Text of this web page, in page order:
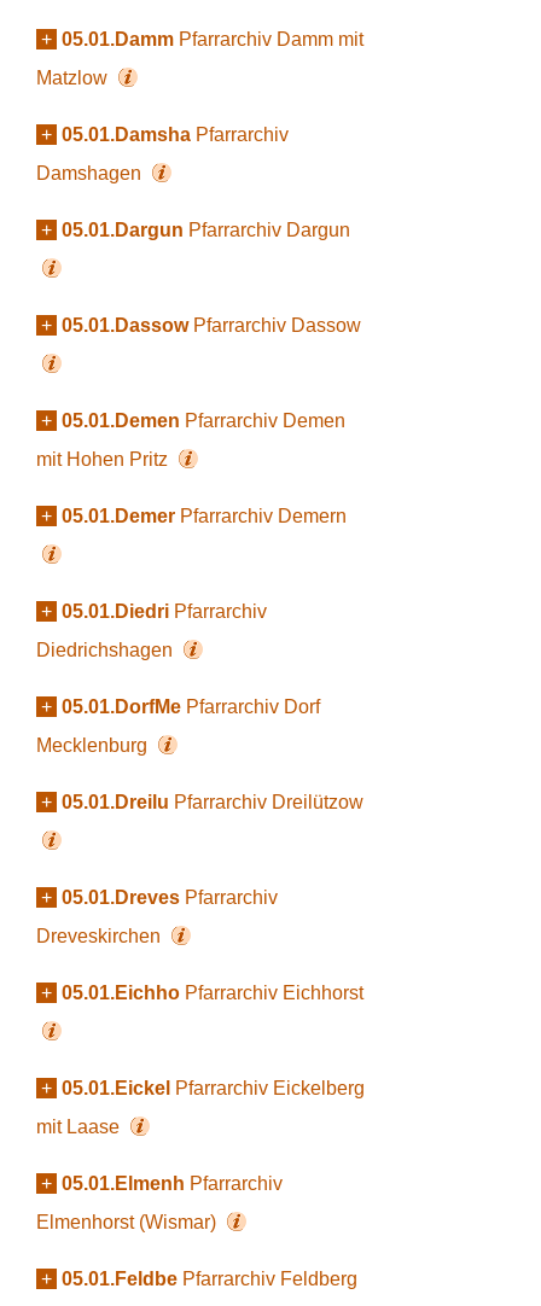
+ 05.01.Damm Pfarrarchiv Damm mit
Matzlow
+ 05.01.Damsha Pfarrarchiv
Damshagen
+ 05.01.Dargun Pfarrarchiv Dargun
+ 05.01.Dassow Pfarrarchiv Dassow
+ 05.01.Demen Pfarrarchiv Demen
mit Hohen Pritz
+ 05.01.Demer Pfarrarchiv Demern
+ 05.01.Diedri Pfarrarchiv
Diedrichshagen
+ 05.01.DorfMe Pfarrarchiv Dorf
Mecklenburg
+ 05.01.Dreilu Pfarrarchiv Dreilützow
+ 05.01.Dreves Pfarrarchiv
Dreveskirchen
+ 05.01.Eichho Pfarrarchiv Eichhorst
+ 05.01.Eickel Pfarrarchiv Eickelberg
mit Laase
+ 05.01.Elmenh Pfarrarchiv
Elmenhorst (Wismar)
+ 05.01.Feldbe Pfarrarchiv Feldberg